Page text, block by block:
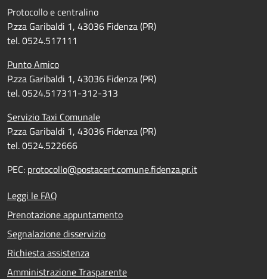
Protocollo e centralino
P.zza Garibaldi 1, 43036 Fidenza (PR)
tel. 0524.517111
Punto Amico
P.zza Garibaldi 1, 43036 Fidenza (PR)
tel. 0524.517311-312-313
Servizio Taxi Comunale
P.zza Garibaldi 1, 43036 Fidenza (PR)
tel. 0524.522666
PEC: protocollo@postacert.comune.fidenza.pr.it
Leggi le FAQ
Prenotazione appuntamento
Segnalazione disservizio
Richiesta assistenza
Amministrazione Trasparente